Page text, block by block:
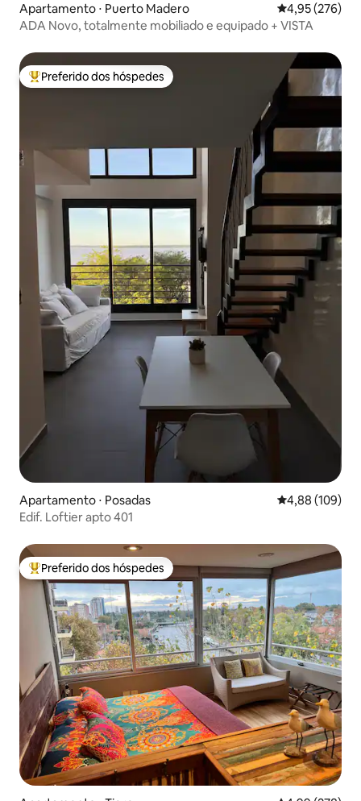
Apartamento ⋅ Puerto Madero 4,95 de uma
4,95 (276)
ADA Novo, totalmente mobiliado e equipado + VISTA
Entre os melhores preferidos dos hóspedes
Preferido dos hóspedes
Apartamento ⋅ Posadas 4,88 de uma
4,88 (109)
Edif. Loftier apto 401
Entre os melhores preferidos dos hóspedes
Preferido dos hóspedes